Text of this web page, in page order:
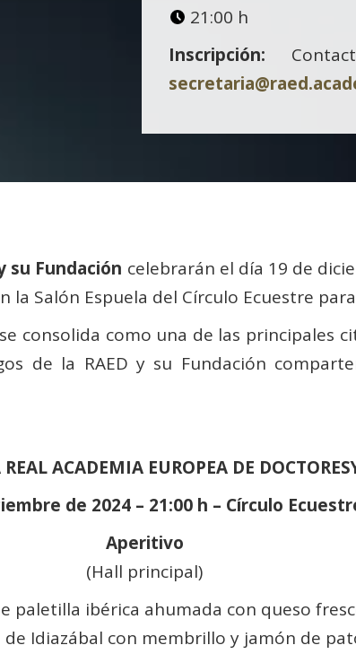
21:00 h
Inscripción:
su Fundación celebrarán el día 19 de
Salón Espuela del Círculo Ecuestre
consolida como una de las principales
de la RAED y su Fundación
ACADEMIA EUROPEA DE
de 2024 – 21:00 h – Círculo
Aperitivo
(Hall principal)
paletilla ibérica ahumada con queso
de Idiazábal con membrillo y jamón de